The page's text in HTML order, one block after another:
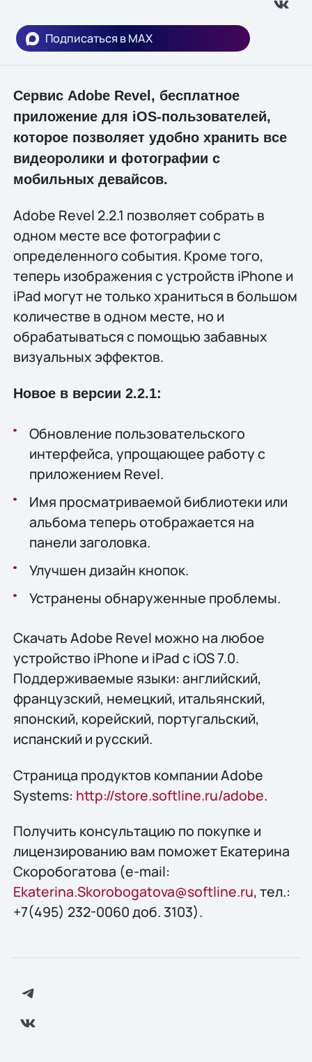
Подписаться в MAX
Сервис Adobe Revel, бесплатное
приложение для iOS-пользователей,
которое позволяет удобно хранить все
видеоролики и фотографии с
мобильных девайсов.
Adobe Revel 2.2.1 позволяет собрать в
одном месте все фотографии с
определенного события. Кроме того,
теперь изображения с устройств iPhone и
iPad могут не только храниться в большом
количестве в одном месте, но и
обрабатываться с помощью забавных
визуальных эффектов.
Новое в версии 2.2.1:
Обновление пользовательского
интерфейса, упрощающее работу с
приложением Revel.
Имя просматриваемой библиотеки или
альбома теперь отображается на
панели заголовка.
Улучшен дизайн кнопок.
Устранены обнаруженные проблемы.
Скачать Adobe Revel можно на любое
устройство iPhone и iPad с iOS 7.0.
Поддерживаемые языки: английский,
французский, немецкий, итальянский,
японский, корейский, португальский,
испанский и русский.
Страница продуктов компании Adobe
Systems: http://store.softline.ru/adobe.
Получить консультацию по покупке и
лицензированию вам поможет Екатерина
Скоробогатова (e-mail:
Ekaterina.Skorobogatova@softline.ru, тел.:
+7(495) 232-0060 доб. 3103).